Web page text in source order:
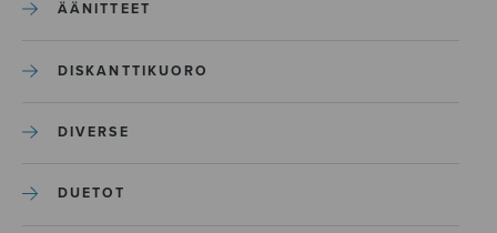
ÄÄNITTEET
DISKANTTIKUORO
DIVERSE
DUETOT